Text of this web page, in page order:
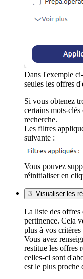
Dans l'exemple
seules les offres
Si vous obtenez
certains mots-
recherche.
Les filtres
suivante :
Vous pouvez
réinitialiser en
3. Visualiser les
La liste des offres
pertinence. Cela
plus à vos critères
Vous avez
restitue les offres
celles-ci sont
est le plus proche